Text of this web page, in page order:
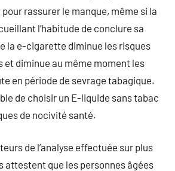
rassurer le manque, même si la
l’habitude de conclure sa
la e-cigarette diminue les risques
diminue au même moment les
en période de sevrage tabagique.
de choisir un E-liquide sans tabac
de nocivité santé.
de l’analyse effectuée sur plus
attestent que les personnes âgées